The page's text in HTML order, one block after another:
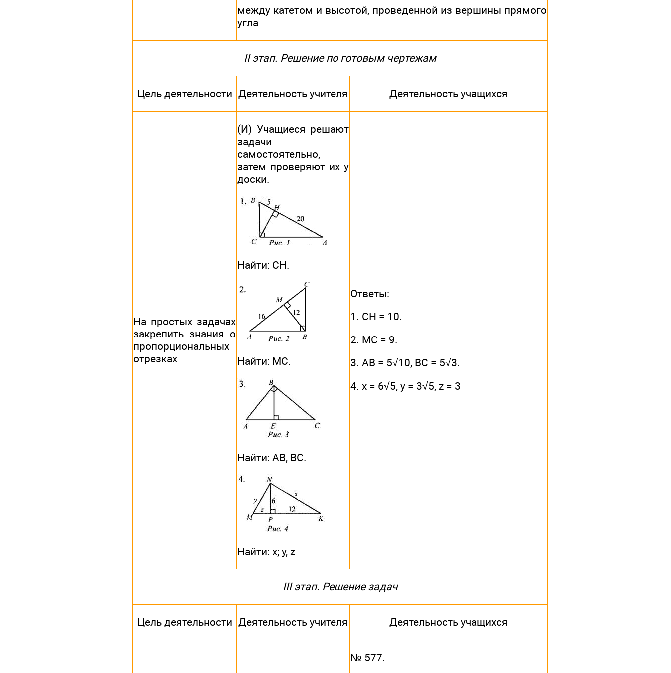
между катетом и высотой, проведенной из вершины прямого
угла
II этап. Решение по готовым чертежам
Цель деятельности Деятельность учителя Деятельность учащихся
На простых задачах
закрепить знания о
пропорциональных
отрезках
(И) Учащиеся решают
задачи
самостоятельно,
затем проверяют их у
доски.
Найти: СН.
Найти: МС.
Найти: АВ, ВС.
Найти: х; у, z
Ответы:
1. СН = 10.
2. МС = 9.
3. АВ = 5√10, ВС = 5√3.
4. х = 6√5, у = 3√5, z = 3
III этап. Решение задач
Цель деятельности Деятельность учителя Деятельность учащихся
№ 577.